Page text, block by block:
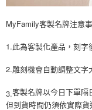
MyFamily客製名牌注意
1.此為客製化產品，刻字
2.雕刻機會自動調整文字
3.客製名牌以今日下單隔
但到貨時間仍須依實際貨